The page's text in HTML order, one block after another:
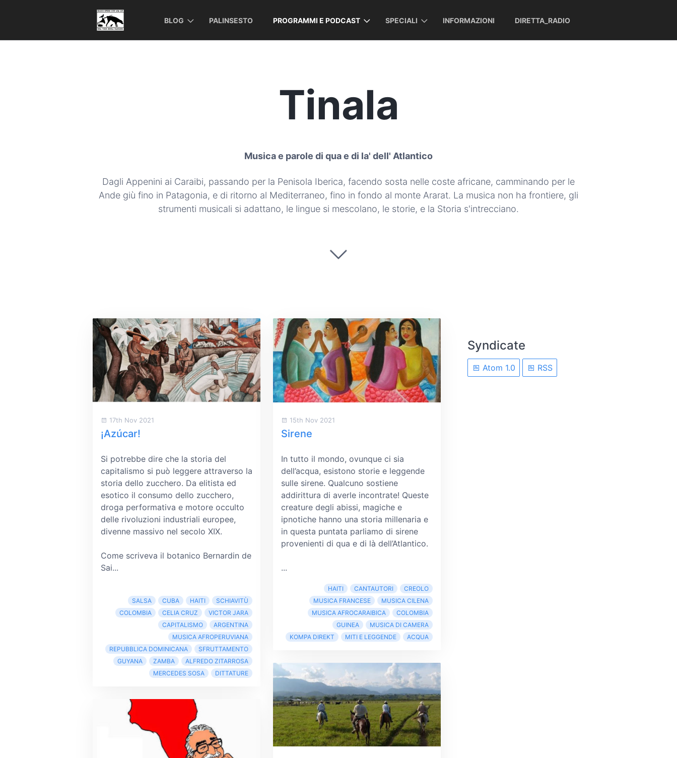
BLOG PALINSESTO PROGRAMMI E PODCAST SPECIALI INFORMAZIONI DIRETTA_RADIO
Tinala
Musica e parole di qua e di la' dell' Atlantico
Dagli Appenini ai Caraibi, passando per la Penisola Iberica, facendo sosta nelle coste africane, camminando per le
Ande giù fino in Patagonia, e di ritorno al Mediterraneo, fino in fondo al monte Ararat. La musica non ha frontiere, gli
strumenti musicali si adattano, le lingue si mescolano, le storie, e la Storia s'intrecciano.
17th Nov 2021
¡Azúcar!
Si potrebbe dire che la storia del
capitalismo si può leggere attraverso la
storia dello zucchero. Da elitista ed
esotico il consumo dello zucchero,
droga performativa e motore occulto
delle rivoluzioni industriali europee,
divenne massivo nel secolo XIX.
Come scriveva il botanico Bernardin de
Sai...
SALSA CUBA HAITI
SCHIAVITÙ
COLOMBIA
CELIA CRUZ
VICTOR JARA
CAPITALISMO
ARGENTINA
MUSICA AFROPERUVIANA
REPUBBLICA DOMINICANA
SFRUTTAMENTO
GUYANA
ZAMBA
ALFREDO ZITARROSA
MERCEDES SOSA
DITTATURE
15th Nov 2021
Sirene
In tutto il mondo, ovunque ci sia
dell’acqua, esistono storie e leggende
sulle sirene. Qualcuno sostiene
addirittura di averle incontrate! Queste
creature degli abissi, magiche e
ipnotiche hanno una storia millenaria e
in questa puntata parliamo di sirene
provenienti di qua e di là dell’Atlantico.
...
HAITI CANTAUTORI
CREOLO
MUSICA FRANCESE
MUSICA CILENA
MUSICA AFROCARAIBICA
COLOMBIA
GUINEA
MUSICA DI CAMERA
KOMPA DIREKT
MITI E LEGGENDE ACQUA
Syndicate
Atom 1.0 RSS